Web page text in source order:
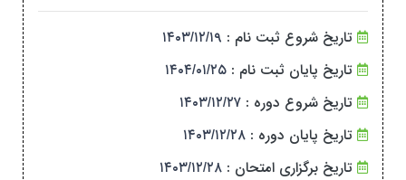
تاریخ شروع ثبت نام : ۱۴۰۳/۱۲/۱۹
تاریخ پایان ثبت نام : ۱۴۰۴/۰۱/۲۵
تاریخ شروع دوره : ۱۴۰۳/۱۲/۲۷
تاریخ پایان دوره : ۱۴۰۳/۱۲/۲۸
تاریخ برگزاری امتحان : ۱۴۰۳/۱۲/۲۸